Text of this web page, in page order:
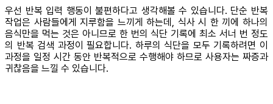
우선 반복 입력 행동이 불편하다고 생각해볼 수 있습니다. 단순 반복
작업은 사람들에게 지루함을 느끼게 하는데, 식사 시 한 끼에 하나의
음식만을 먹는 것은 아니므로 한 번의 식단 기록에 최소 서너 번 정도
의 반복 검색 과정이 필요합니다. 하루의 식단을 모두 기록하려면 이
과정을 일정 시간 동안 반복적으로 수행해야 하므로 사용자는 짜증과
귀찮음을 느낄 수 있습니다.